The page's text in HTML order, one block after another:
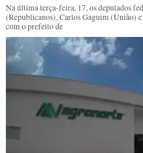
Na última terça-feira, 17, os deputados
(Republicanos), Carlos Gaguim (União)
com o prefeito de